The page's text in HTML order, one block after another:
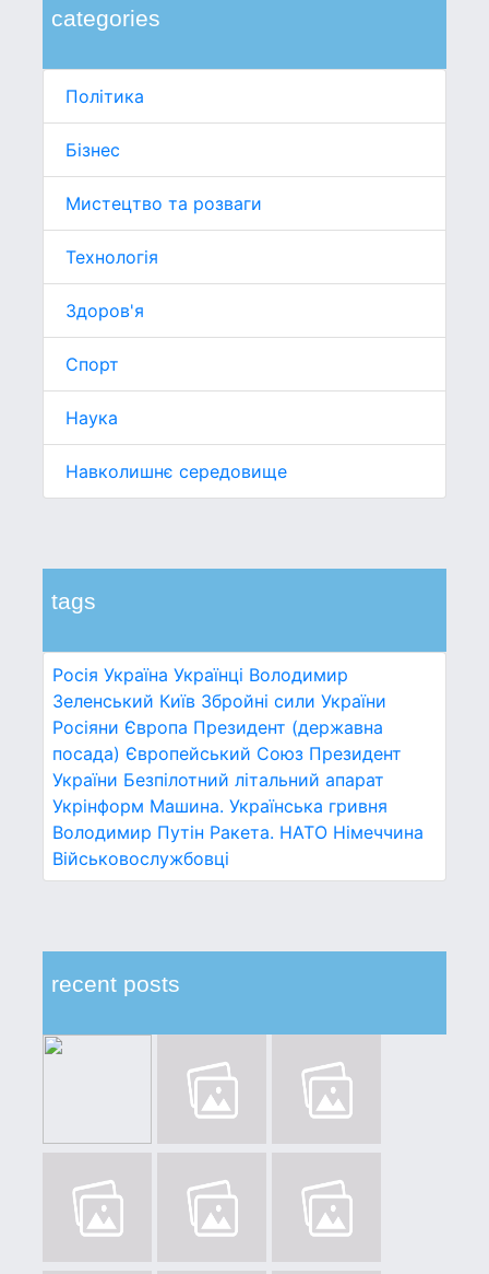
categories
Політика
Бізнес
Мистецтво та розваги
Технологія
Здоров'я
Спорт
Наука
Навколишнє середовище
tags
Росія Україна Українці Володимир
Зеленський Київ Збройні сили України
Росіяни Європа Президент (державна
посада) Європейський Союз Президент
України Безпілотний літальний апарат
Укрінформ Машина. Українська гривня
Володимир Путін Ракета. НАТО Німеччина
Військовослужбовці
recent posts